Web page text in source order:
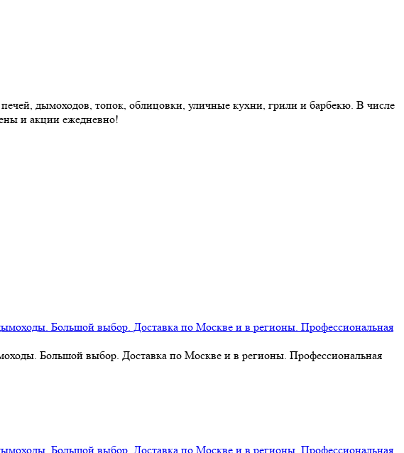
дымоходов, топок, облицовки, уличные кухни, грили и барбекю. В числе
и акции ежедневно!
Большой выбор. Доставка по Москве и в регионы. Профессиональная